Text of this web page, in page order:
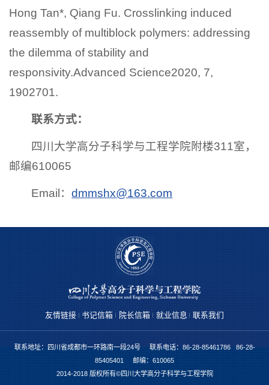
Hong Tan*, Qiang Fu. Crosslinking induced
reassembly of multiblock polymers: addressing
the dilemma of stability and
responsivity.Advanced Science2020, 7,
1902701.
联系方式：
四川大学高分子科学与工程学院附楼311室，
邮编610065
Email：dmmshx@163.com
友情链接 书记信箱 院长信箱 就业信息 联系我们
联系地址：四川省成都市一环路南一段24号 联系电话：86-28-85461786 86-28-
85405401 邮编：610065
2014-2018 版权所有©四川大学高分子科学与工程学院